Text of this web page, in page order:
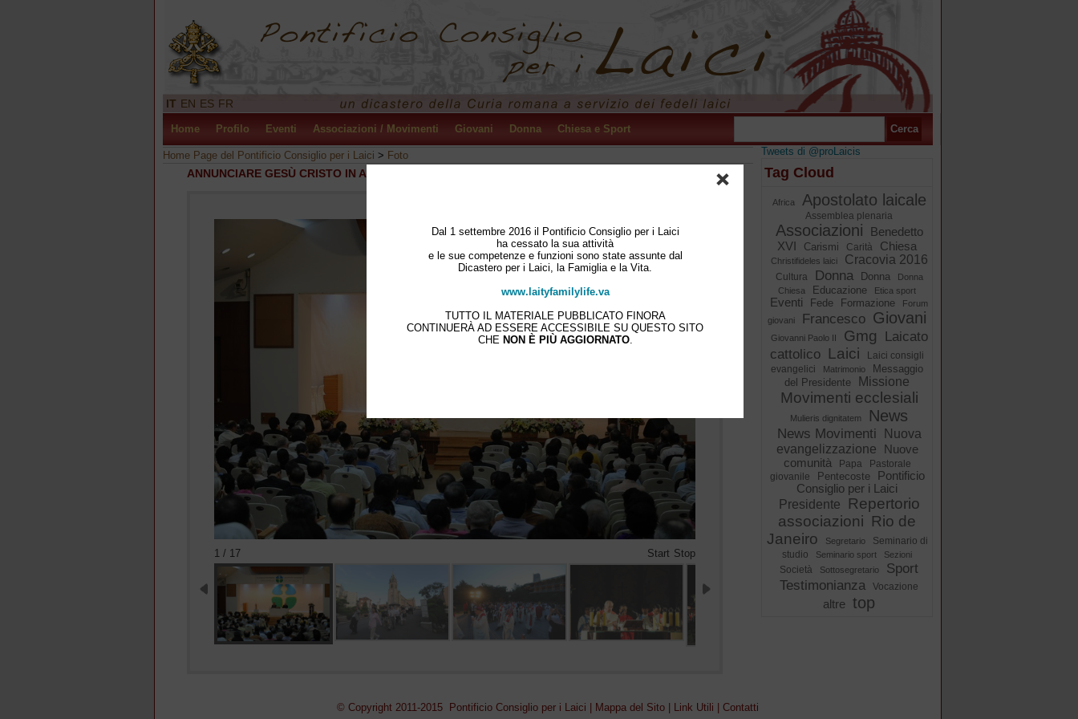
IT EN ES FR
Home Profilo Eventi Associazioni / Movimenti Giovani Donna Chiesa e Sport
Home Page del Pontificio Consiglio per i Laici > Foto
ANNUNCIARE GESÙ CRISTO IN ASIA OGGI
1 / 17 Start Stop
Tweets di @proLaicis
Tag Cloud
Africa Apostolato laicale
Assemblea plenaria
Associazioni
Benedetto
XVI
Carismi Carità Chiesa
Christifideles laici Cracovia 2016
Cultura Donna Donna
Donna
Chiesa
Educazione Etica sport
Eventi Fede Formazione
Forum
giovani
Francesco Giovani
Giovanni Paolo II Gmg Laicato
cattolico Laici
Laici consigli
evangelici
Matrimonio
Messaggio
del Presidente
Missione
Movimenti ecclesiali
Mulieris dignitatem News
News Movimenti
Nuova
evangelizzazione
Nuove
comunità
Papa
Pastorale
giovanile
Pentecoste
Pontificio
Consiglio per i Laici
Presidente
Repertorio
associazioni Rio de
Janeiro
Segretario
Seminario di
studio
Seminario sport Sezioni
Società Sottosegretario
Sport
Testimonianza
Vocazione
altre top
© Copyright 2011-2015 Pontificio Consiglio per i Laici | Mappa del Sito Link Utili Contatti
Dal 1 settembre 2016 il Pontificio Consiglio per i Laici
ha cessato la sua attività
e le sue competenze e funzioni sono state assunte dal
Dicastero per i Laici, la Famiglia e la Vita.
www.laityfamilylife.va
TUTTO IL MATERIALE PUBBLICATO FINORA
CONTINUERÀ AD ESSERE ACCESSIBILE SU QUESTO SITO
CHE NON È PIÙ AGGIORNATO.